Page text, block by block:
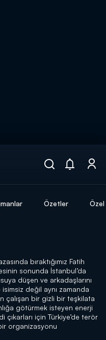
Özetler
bıraktığımız Fatih
sonunda İstanbul’da
düşen ve arkadaşlarını
değil aynı zamanda
çalışan bir gizli bir teşkilata
götürmek isteyen enerji
çıkarları için Türkiye’de terör
organizasyonu